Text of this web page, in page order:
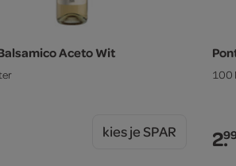
Aceto Wit
kies je SPAR
100
2.